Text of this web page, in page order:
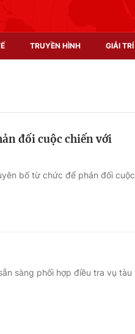
TRUYỀN HÌNH GIẢI TRÍ
Hậu trường
đối cuộc chiến với
bố từ chức để phản đối cuộc
sàng phối hợp điều tra vụ tàu